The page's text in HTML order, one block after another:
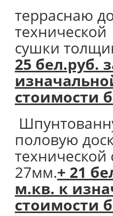
терраснаю
технической
сушки
25 бел.руб.
стоимости
половую
технической
27мм.+ 21
м.кв. к
стоимости